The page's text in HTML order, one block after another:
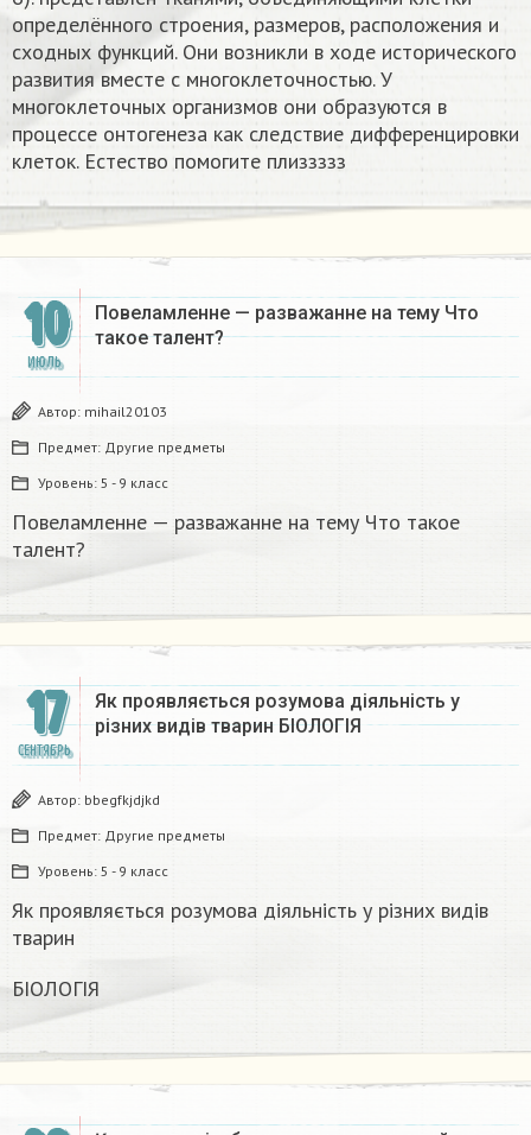
определённого строения, размеров, расположения и
сходных функций. Они возникли в ходе исторического
развития вместе с многоклеточностью. У
многоклеточных организмов они образуются в
процессе онтогенеза как следствие дифференцировки
клеток. Естество помогите плиззззз
10
ИЮЛЬ
Повеламленне — разважанне на тему Что
такое талент?
Автор: mihail20103
Предмет: Другие предметы
Уровень: 5 - 9 класс
Повеламленне — разважанне на тему Что такое
талент?
17
СЕНТЯБРЬ
Як проявляється розумова діяльність у
різних видів тварин БІОЛОГІЯ
Автор: bbegfkjdjkd
Предмет: Другие предметы
Уровень: 5 - 9 класс
Як проявляється розумова діяльність у різних видів
тварин
БІОЛОГІЯ